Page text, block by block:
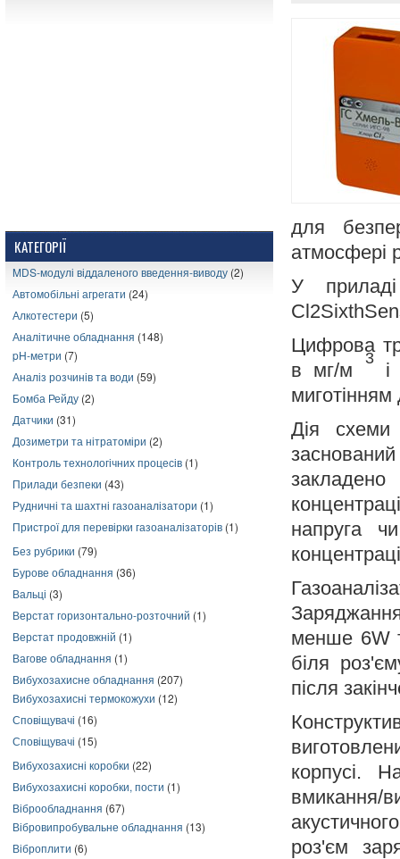
КАТЕГОРІЇ
MDS-модулі віддаленого введення-виводу (2)
Автомобільні агрегати (24)
Алкотестери (5)
Аналітичне обладнання (148)
pH-метри (7)
Аналіз розчинів та води (59)
Бомба Рейду (2)
Датчики (31)
Дозиметри та нітратоміри (2)
Контроль технологічних процесів (1)
Прилади безпеки (43)
Рудничні та шахтні газоаналізатори (1)
Пристрої для перевірки газоаналізаторів (1)
Без рубрики (79)
Бурове обладнання (36)
Вальці (3)
Верстат горизонтально-розточний (1)
Верстат продовжній (1)
Вагове обладнання (1)
Вибухозахисне обладнання (207)
Вибухозахисні термокожухи (12)
Сповіщувачі (16)
Сповіщувачі (15)
Вибухозахисні коробки (22)
Вибухозахисні коробки, пости (1)
Віброобладнання (67)
Вібровипробувальне обладнання (13)
Віброплити (6)
для
атмосфері
У приладі
Цифрова
в мг/м
3
і
Дія схеми
закладено
напруга
менше 6W
біля
після
корпусі.
роз'єм